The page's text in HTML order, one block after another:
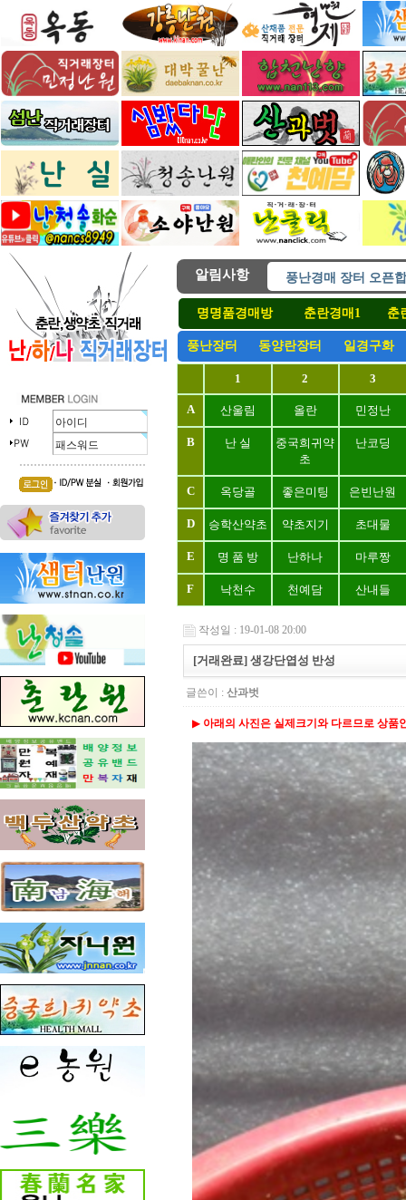
알림사항
풍난경매 장터 오픈
난하나 직거래 장터
난하나직거래 모든
난하나직거래 모든
명명품경매방 춘란경매1 춘
풍난장터 동양란장터 일경구화
1 2 3
A 산울림 올란 민정난
B 난 실
중국희귀약
초
난코딩
C 옥당골 좋은미팅 은빈난원
D 승학산약초 약초지기 초대물
E 명 품 방 난하나 마루짱
F 낙천수 천예담 산내들
작성일 : 19-01-08 20:00
[거래완료] 생강단엽성 반성
글쓴이 : 산과벗
▶ 아래의 사진은 실제크기와 다르므로 상품